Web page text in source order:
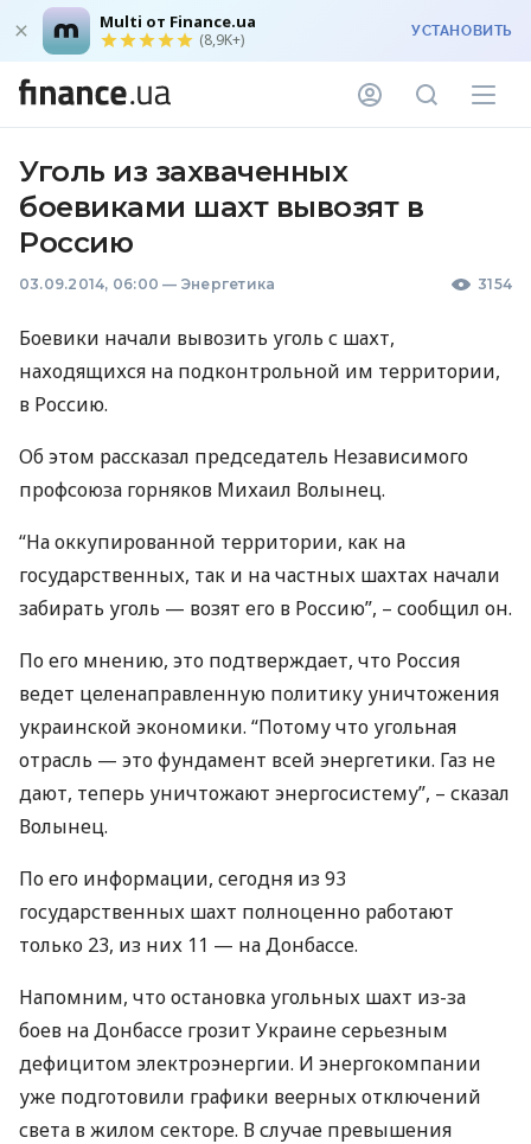
Multi от Finance.ua
(8,9K+) УСТАНОВИТЬ
Уголь из захваченных
боевиками шахт вывозят в
Россию
03.09.2014, 06:00 — Энергетика 3154
Боевики начали вывозить уголь с шахт,
находящихся на подконтрольной им территории,
в Россию.
Об этом рассказал председатель Независимого
профсоюза горняков Михаил Волынец.
“На оккупированной территории, как на
государственных, так и на частных шахтах начали
забирать уголь — возят его в Россию”, – сообщил он.
По его мнению, это подтверждает, что Россия
ведет целенаправленную политику уничтожения
украинской экономики. “Потому что угольная
отрасль — это фундамент всей энергетики. Газ не
дают, теперь уничтожают энергосистему”, – сказал
Волынец.
По его информации, сегодня из 93
государственных шахт полноценно работают
только 23, из них 11 — на Донбассе.
Напомним, что остановка угольных шахт из-за
боев на Донбассе грозит Украине серьезным
дефицитом электроэнергии. И энергокомпании
уже подготовили графики веерных отключений
света в жилом секторе. В случае превышения